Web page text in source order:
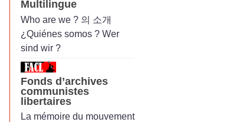
Multilingue
Who are we ? 의 소개
¿Quiénes somos ? Wer
sind wir ?
Fonds d’archives
communistes
libertaires
La mémoire du mouvement